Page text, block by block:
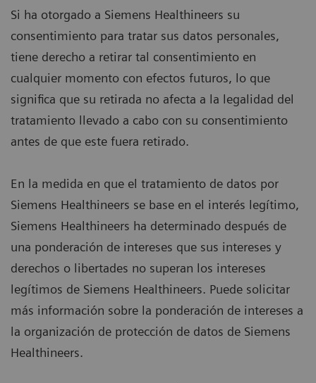
Si ha otorgado a Siemens Healthineers su
consentimiento para tratar sus datos personales,
tiene derecho a retirar tal consentimiento en
cualquier momento con efectos futuros, lo que
significa que su retirada no afecta a la legalidad del
tratamiento llevado a cabo con su consentimiento
antes de que este fuera retirado.
En la medida en que el tratamiento de datos por
Siemens Healthineers se base en el interés legítimo,
Siemens Healthineers ha determinado después de
una ponderación de intereses que sus intereses y
derechos o libertades no superan los intereses
legítimos de Siemens Healthineers. Puede solicitar
más información sobre la ponderación de intereses a
la organización de protección de datos de Siemens
Healthineers.